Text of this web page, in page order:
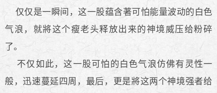
仅仅是一瞬间，这一股蕴含著可怕能量波动的白色
气浪，就將这个瘦老头释放出来的神境威压给粉碎
了。
不仅如此，这一股可怕的白色气浪仿佛有灵性一
般，迅速蔓延四周，最后，更是將这两个神境强者给